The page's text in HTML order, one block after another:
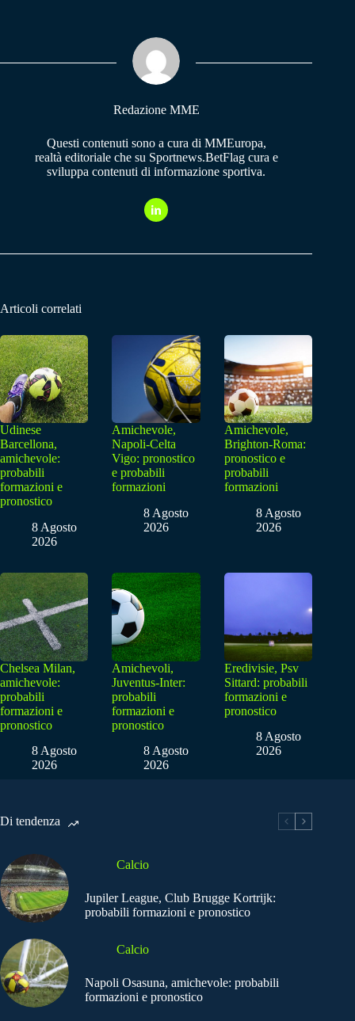
pp m
Redazione MME
Questi contenuti sono a cura di MMEuropa,
realtà editoriale che su Sportnews.BetFlag cura e
sviluppa contenuti di informazione sportiva.
Articoli correlati
Udinese
Barcellona,
amichevole:
probabili
formazioni e
pronostico
8 Agosto
2026
Amichevole,
Napoli-Celta
Vigo: pronostico
e probabili
formazioni
8 Agosto
2026
Amichevole,
Brighton-Roma:
pronostico e
probabili
formazioni
8 Agosto
2026
Chelsea Milan,
amichevole:
probabili
formazioni e
pronostico
8 Agosto
2026
Amichevoli,
Juventus-Inter:
probabili
formazioni e
pronostico
8 Agosto
2026
Eredivisie, Psv
Sittard: probabili
formazioni e
pronostico
8 Agosto
2026
Di tendenza
Calcio
Jupiler League, Club Brugge Kortrijk:
probabili formazioni e pronostico
Calcio
Napoli Osasuna, amichevole: probabili
formazioni e pronostico